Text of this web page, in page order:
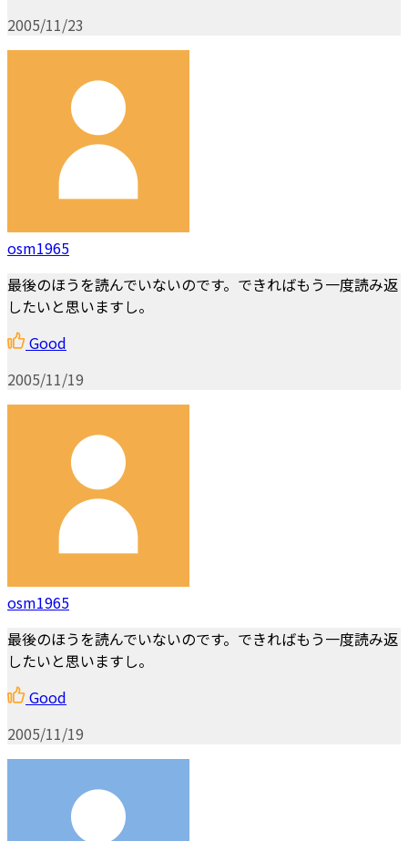
2005/11/23
osm1965
最後のほうを読んでいないのです。できればもう一度読み返
したいと思いますし。
Good
2005/11/19
osm1965
最後のほうを読んでいないのです。できればもう一度読み返
したいと思いますし。
Good
2005/11/19